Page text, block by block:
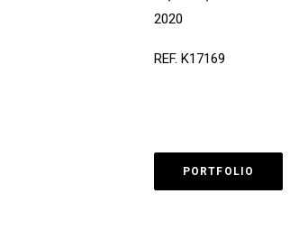
2020
REF. K17169
PORTFOLIO